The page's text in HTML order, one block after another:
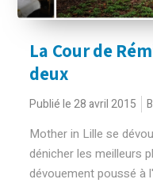
La Cour de
deux
Publié le 28 avril 2015
Mother in Lille se
dénicher les meilleurs
dévouement poussé à